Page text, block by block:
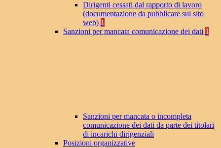
Dirigenti cessati dal rapporto di lavoro
(documentazione da pubblicare sul sito
web) 1
Sanzioni per mancata comunicazione dei dati 1
Sanzioni per mancata o incompleta
comunicazione dei dati da parte dei titolari
di incarichi dirigenziali
Posizioni organizzative